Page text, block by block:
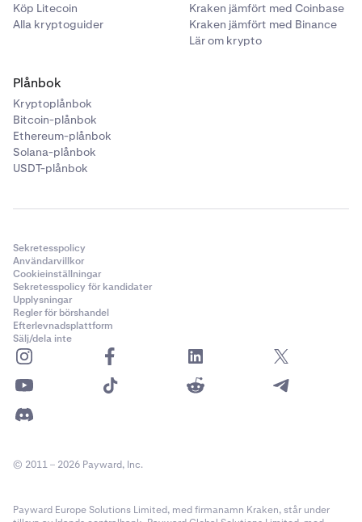
Köp Litecoin
Alla kryptoguider
Kraken jämfört med Coinbase
Kraken jämfört med Binance
Lär om krypto
Plånbok
Kryptoplånbok
Bitcoin-plånbok
Ethereum-plånbok
Solana-plånbok
USDT-plånbok
Sekretesspolicy
Användarvillkor
Cookieinställningar
Sekretesspolicy för kandidater
Upplysningar
Regler för börshandel
Efterlevnadsplattform
Sälj/dela inte
© 2011 – 2026 Payward, Inc.
Payward Europe Solutions Limited, med firmanamn Kraken, står under